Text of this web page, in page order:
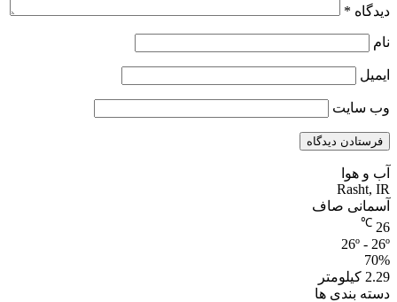
دیدگاه *
نام
ایمیل
وب‌ سایت
آب و هوا
Rasht, IR
آسمانی صاف
26
℃
26º - 26º
70%
2.29 کیلومتر
دسته بندی ها